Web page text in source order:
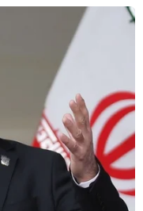
nhiệm vụ vô
sự đồng thuận về
sau thất bại của
tại